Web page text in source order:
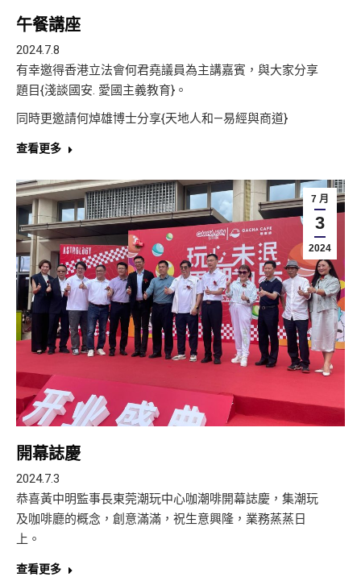
午餐講座
2024.7.8
有幸邀得香港立法會何君堯議員為主講嘉賓，與大家分享
題目{淺談國安. 愛國主義教育}。
同時更邀請何焯雄博士分享{天地人和—易經與商道}
查看更多
7 月
3
2024
開幕誌慶
2024.7.3
恭喜黃中明監事長東莞潮玩中心咖潮啡開幕誌慶，集潮玩
及咖啡廳的概念，創意滿滿，祝生意興隆，業務蒸蒸日
上。
查看更多